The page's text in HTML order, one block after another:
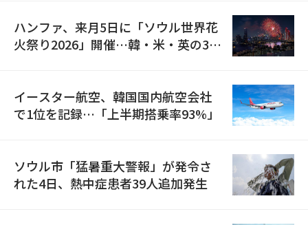
ハンファ、来月5日に「ソウル世界花
火祭り2026」開催…韓・米・英の3カ
イースター航空、韓国国内航空会社
で1位を記録…「上半期搭乗率93%」
ソウル市「猛暑重大警報」が発令さ
れた4日、熱中症患者39人追加発生